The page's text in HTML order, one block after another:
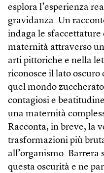
esplora l’esperienza
gravidanza. Un
indaga le
maternità attraverso
arti pittoriche e nella
riconosce il lato
quel mondo
contagiosi e
una maternità
Racconta, in breve, la
trasformazioni più
all’organismo. Barrera
questa oscurità e ne